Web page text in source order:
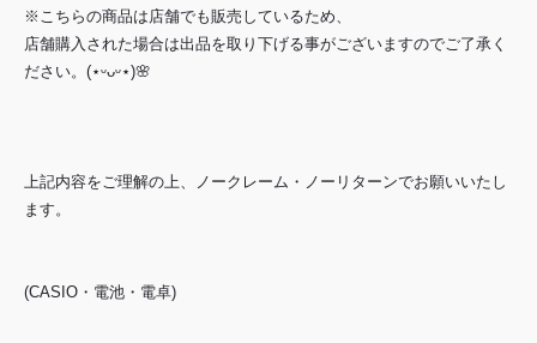
※こちらの商品は店舗でも販売しているため、
店舗購入された場合は出品を取り下げる事がございますのでご了承く
ださい。(⋆ᵕᴗᵕ⋆)🌸
上記内容をご理解の上、ノークレーム・ノーリターンでお願いいたし
ます。
(CASIO・電池・電卓)